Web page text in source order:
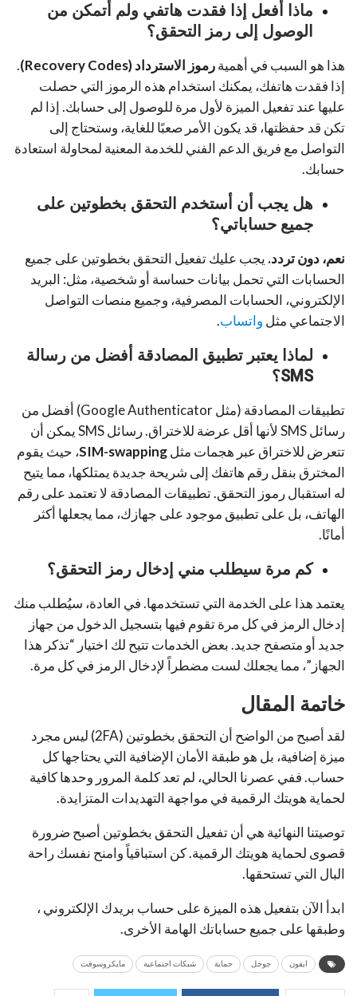
ماذا أفعل إذا فقدت هاتفي ولم أتمكن من
الوصول إلى رمز التحقق؟
هذا هو السبب في أهميةرموز الاسترداد (Recovery Codes)
.
إذا فقدت هاتفك، يمكنك استخدام هذه الرموز التي حصلت
عليها عند تفعيل الميزة لأول مرة للوصول إلى حسابك. إذا لم
تكن قد حفظتها، قد يكون الأمر صعبًا للغاية، وستحتاج إلى
التواصل مع فريق الدعم الفني للخدمة المعنية لمحاولة استعادة
حسابك.
هل يجب أن أستخدم التحقق بخطوتين على
جميع حساباتي؟
نعم، دون تردد. يجب عليك تفعيل التحقق بخطوتين على جميع
الحسابات التي تحمل بيانات حساسة أو شخصية، مثل: البريد
الإلكتروني، الحسابات المصرفية، وجميع منصات التواصل
الاجتماعي مثل واتساب.
لماذا يعتبر تطبيق المصادقة أفضل من رسالة
SMS؟
تطبيقات المصادقة (مثل Google Authenticator) أفضل من
رسائل SMS لأنها أقل عرضة للاختراق. رسائل SMS يمكن أن
تتعرض للاختراق عبر هجمات مثلSIM-swapping، حيث يقوم
المخترق بنقل رقم هاتفك إلى شريحة جديدة يمتلكها، مما يتيح
له استقبال رموز التحقق. تطبيقات المصادقة لا تعتمد على رقم
الهاتف، بل على تطبيق موجود على جهازك، مما يجعلها أكثر
أمانًا.
كم مرة سيطلب مني إدخال رمز التحقق؟
يعتمد هذا على الخدمة التي تستخدمها. في العادة، سيُطلب منك
إدخال الرمز في كل مرة تقوم فيها بتسجيل الدخول من جهاز
جديد أو متصفح جديد. بعض الخدمات تتيح لك اختيار “تذكر هذا
الجهاز”، مما يجعلك لست مضطراً لإدخال الرمز في كل مرة.
خاتمة المقال
لقد أصبح من الواضح أن التحقق بخطوتين (2FA) ليس مجرد
ميزة إضافية، بل هو طبقة الأمان الإضافية التي يحتاجها كل
حساب. ففي عصرنا الحالي، لم تعد كلمة المرور وحدها كافية
لحماية هويتك الرقمية في مواجهة التهديدات المتزايدة.
توصيتنا النهائية هي أن تفعيل التحقق بخطوتين أصبح ضرورة
قصوى لحماية هويتك الرقمية. كن استباقياً وامنح نفسك راحة
البال التي تستحقها.
ابدأ الآن بتفعيل هذه الميزة على حساب بريدك الإلكتروني ،
وطبقها على جميع حساباتك الهامة الأخرى.
ايفون جوجل حماية شبكات اجتماعية مايكروسوفت